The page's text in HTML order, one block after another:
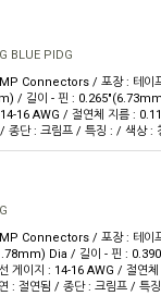
BLUE PIDG
Connectors / 포장 : 테이
/ 길이 - 핀 :
16 AWG / 절연체 지름 :
단 : 크림프 / 특징 : / 색상 :
Connectors / 포장 : 테이
Dia / 길이 - 핀 :
게이지 : 14-16 AWG / 절연
절연됨 / 종단 : 크림프 / 특